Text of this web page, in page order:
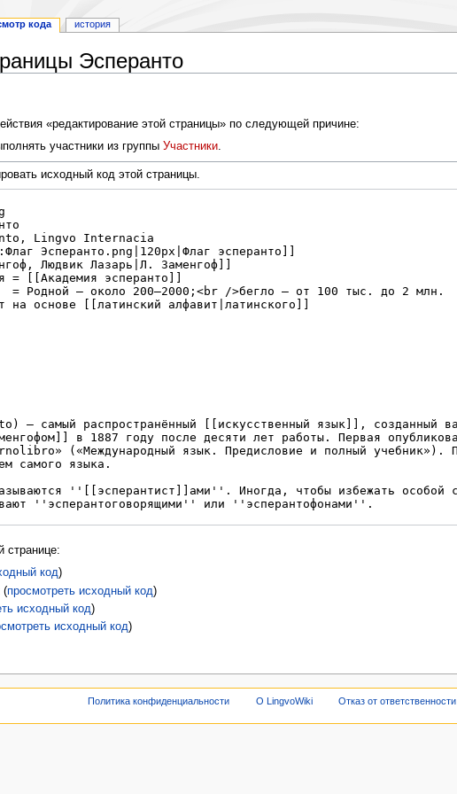
Эсперанто
«редактирование этой страницы» по следующей причине:
участники из группы Участники.
исходный код этой страницы.
странице:
код)
(просмотреть исходный код)
исходный код)
исходный код)
кода история
Политика конфиденциальности О LingvoWiki Отказ от ответственности